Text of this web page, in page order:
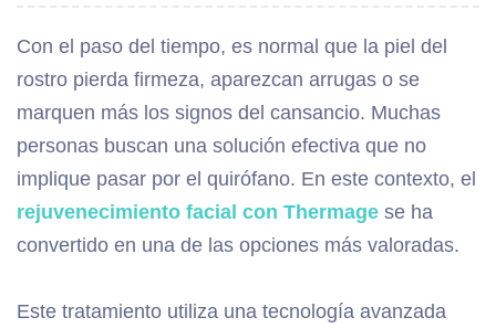
Con el paso del tiempo, es normal que la piel del
rostro pierda firmeza, aparezcan arrugas o se
marquen más los signos del cansancio. Muchas
personas buscan una solución efectiva que no
implique pasar por el quirófano. En este contexto, el
rejuvenecimiento facial con Thermage se ha
convertido en una de las opciones más valoradas.
Este tratamiento utiliza una tecnología avanzada